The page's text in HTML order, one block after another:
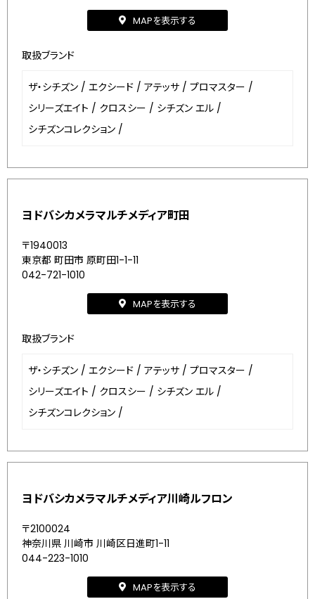
MAPを表示する
取扱ブランド
ザ・シチズン / エクシード / アテッサ / プロマスター /
シリーズエイト / クロスシー / シチズン エル /
シチズンコレクション /
ヨドバシカメラマルチメディア町田
〒1940013
東京都 町田市 原町田1-1-11
042-721-1010
MAPを表示する
取扱ブランド
ザ・シチズン / エクシード / アテッサ / プロマスター /
シリーズエイト / クロスシー / シチズン エル /
シチズンコレクション /
ヨドバシカメラマルチメディア川崎ルフロン
〒2100024
神奈川県 川崎市 川崎区日進町1-11
044-223-1010
MAPを表示する